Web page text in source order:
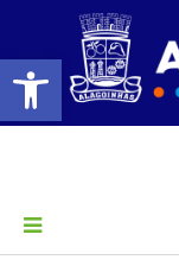
Barra de Ferramentas Aberta